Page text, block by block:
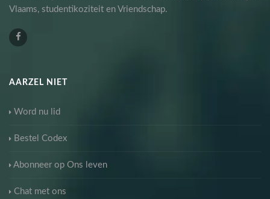
Vlaams, studentikoziteit en Vriendschap.
AARZEL NIET
Word nu lid
Bestel Codex
Abonneer op Ons leven
Chat met ons